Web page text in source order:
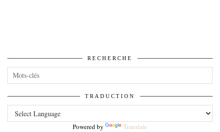
RECHERCHE
TRADUCTION
Powered by Translate